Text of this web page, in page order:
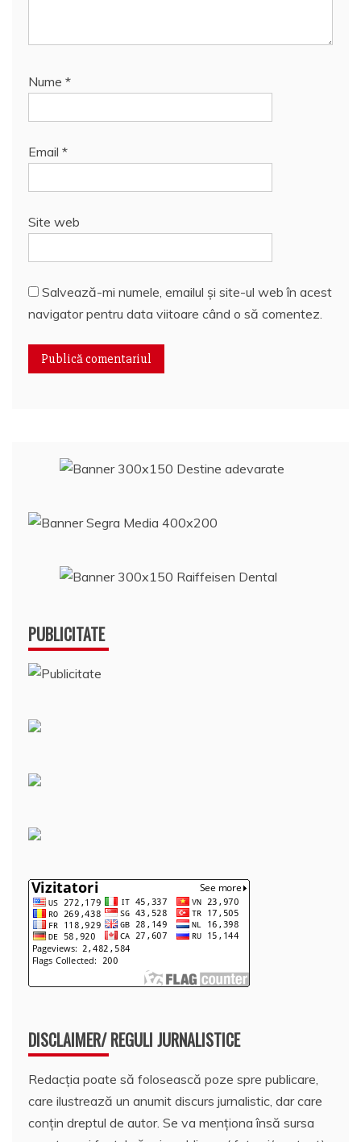
Nume *
Email *
Site web
Salvează-mi numele, emailul și site-ul web în acest
navigator pentru data viitoare când o să comentez.
PUBLICITATE
DISCLAIMER/ REGULI JURNALISTICE
Redacția poate să folosească poze spre publicare,
care ilustrează un anumit discurs jurnalistic, dar care
conțin dreptul de autor. Se va menționa însă sursa